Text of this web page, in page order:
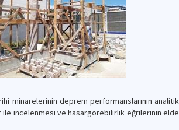
minarelerinin deprem performanslarının analitik
ile incelenmesi ve hasargörebilirlik eğrilerinin elde